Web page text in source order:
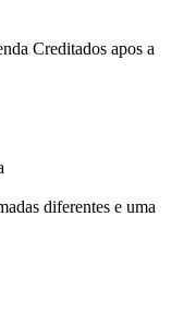
Creditados apos a
diferentes e uma